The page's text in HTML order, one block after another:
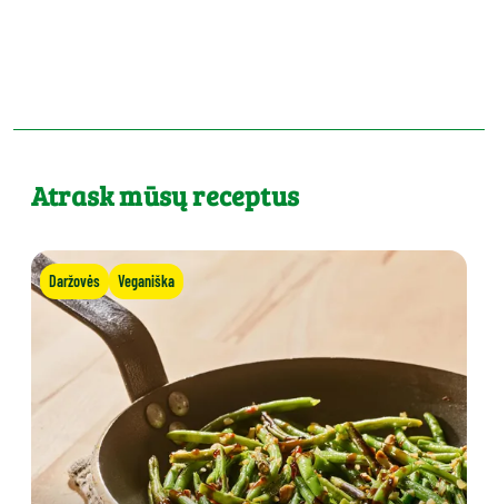
Atrask mūsų receptus
Daržovės Veganiška